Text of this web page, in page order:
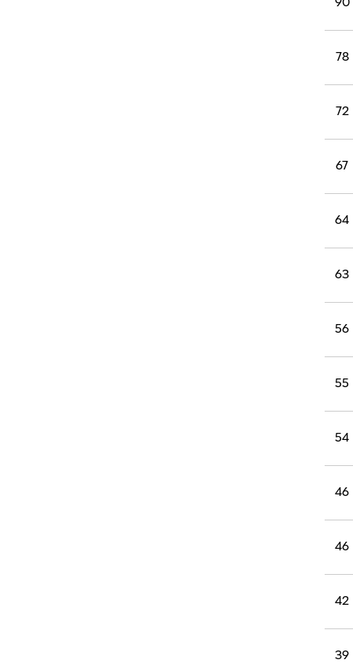
90
78
72
67
64
63
56
55
54
46
46
42
39